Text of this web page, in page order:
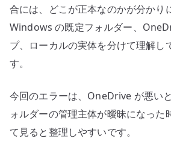
合には、どこが正本なのかが分かり
Windows の既定フォルダー、
プ、ローカルの実体を分けて理解し
す。
今回のエラーは、OneDrive が悪い
ォルダーの管理主体が曖昧になった
て見ると整理しやすいです。